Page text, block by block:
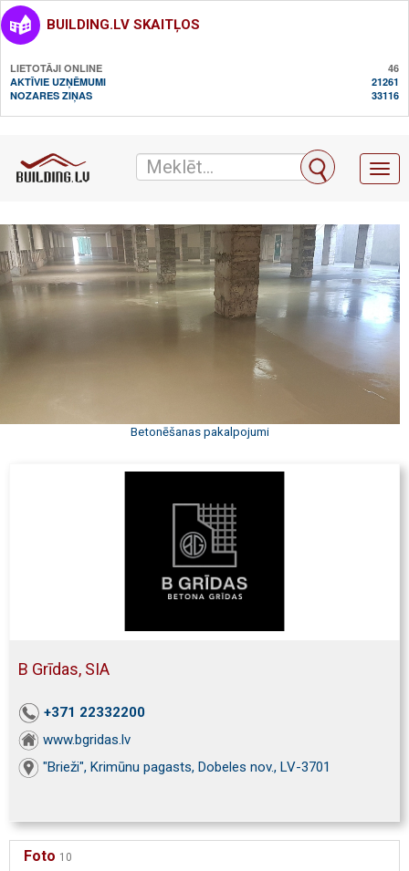
BUILDING.LV SKAITĻOS
LIETOTĀJI ONLINE
46
AKTĪVIE UZŅĒMUMI
21261
NOZARES ZIŅAS
33116
Betonēšanas pakalpojumi
B Grīdas, SIA
+371 22332200
www.bgridas.lv
"Brieži", Krimūnu pagasts, Dobeles nov., LV-3701
Foto 10